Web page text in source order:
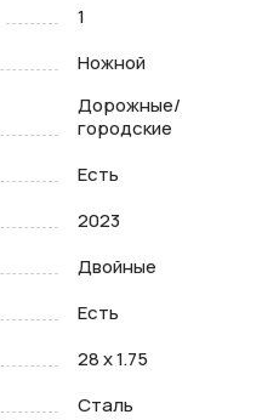
1
Ножной
Дорожные/
городские
Есть
2023
Двойные
Есть
28 х 1.75
Сталь